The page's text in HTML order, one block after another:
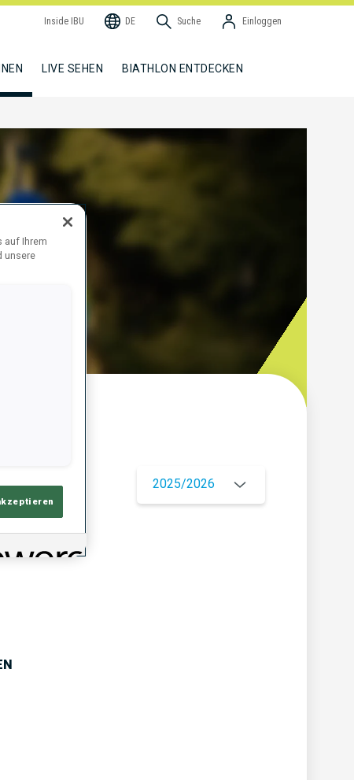
Inside IBU DE Suche Einloggen
LIVE SEHEN BIATHLON ENTDECKEN
2025/2026
auf Ihrem
unsere